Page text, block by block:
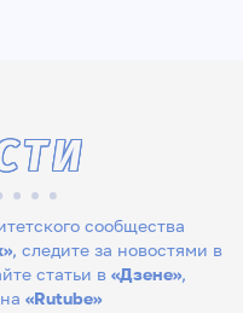
сообщества
, следите за новостями в
статьи в «Дзене»,
«Rutube»